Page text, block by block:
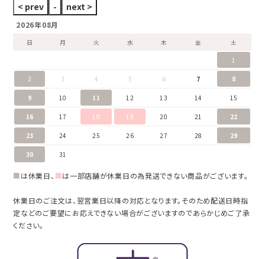
2026年08月
日 月 火 水 木 金
土
1
2 3 4 5 6 7 8
9 10 11 12 13 14 15
16 17 18 19 20 21 22
23 24 25 26 27 28 29
30 31
■は休業日、 ■は一部店舗が休業日の為発送できない商品がございます。
休業日のご注文は、翌営業日以降の対応となります。そのため配送日時指
定などのご要望にお応えできない場合がございますのであらかじめご了承
ください。